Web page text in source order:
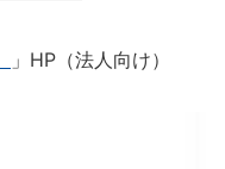
」HP（法人向け）